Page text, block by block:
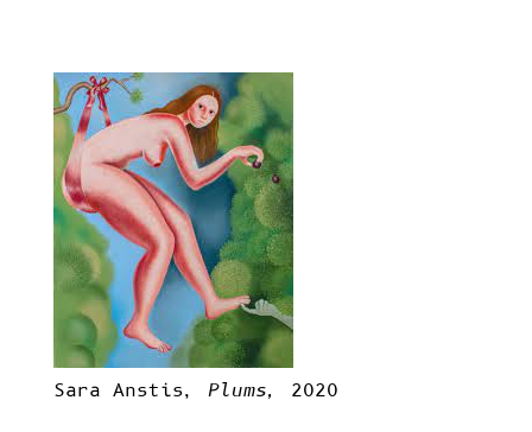
Sara Anstis, Plums, 2020